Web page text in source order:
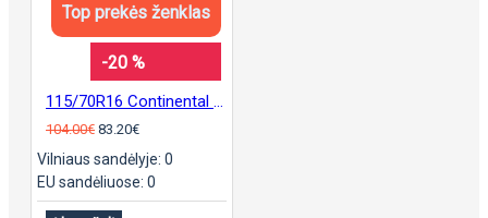
Top prekės ženklas
-20 %
104.00€ 83.20€
Vilniaus sandėlyje: 0
EU sandėliuose: 0